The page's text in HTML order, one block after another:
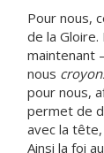
Pour nous,
de la
maintenant
nous
pour nous,
permet de
avec la
Ainsi la foi